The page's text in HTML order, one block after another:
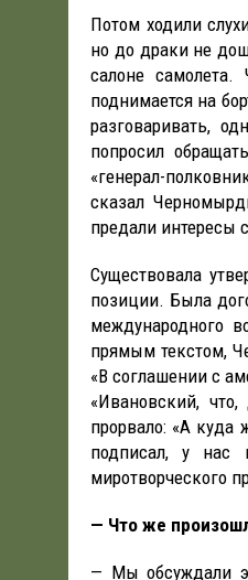
Потом ходили
но до драки не
салоне
поднимается на
разговаривать,
попросил
«генерал-
сказал
предали интересы
Существовала
позиции. Была
международного
прямым текстом,
«В соглашении с
«Ивановский,
прорвало: «А куда
подписал, у нас
миротворческого
— Что же
— Мы обсуждали